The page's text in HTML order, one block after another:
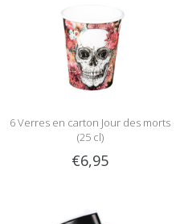
6 Verres en carton Jour des morts
(25 cl)
€6,95